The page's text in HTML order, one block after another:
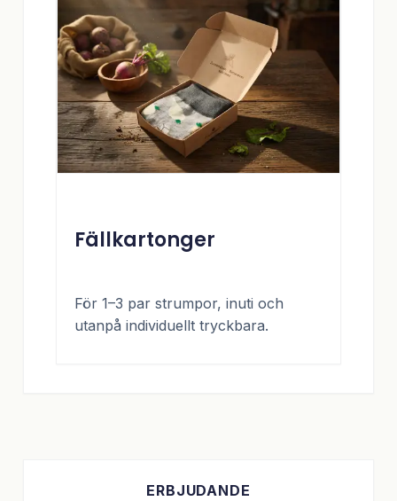
Fällkartonger
För 1–3 par strumpor, inuti och
utanpå individuellt tryckbara.
ERBJUDANDE